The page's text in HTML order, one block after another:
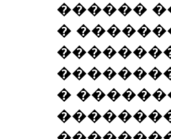
������
�
�